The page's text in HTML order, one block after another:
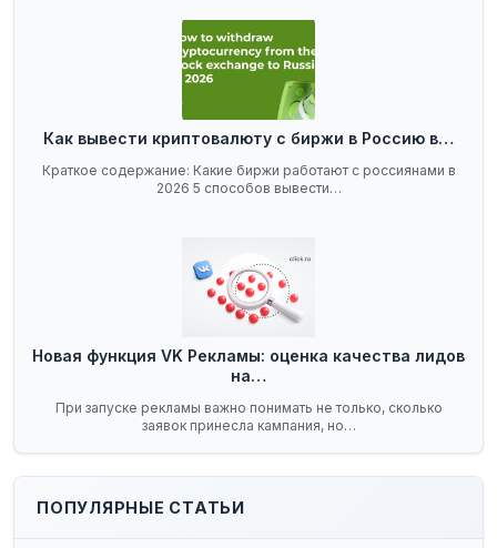
Как вывести криптовалюту с биржи в Россию в…
Краткое содержание: Какие биржи работают с россиянами в
2026 5 способов вывести…
Новая функция VK Рекламы: оценка качества лидов
на…
При запуске рекламы важно понимать не только, сколько
заявок принесла кампания, но…
ПОПУЛЯРНЫЕ СТАТЬИ